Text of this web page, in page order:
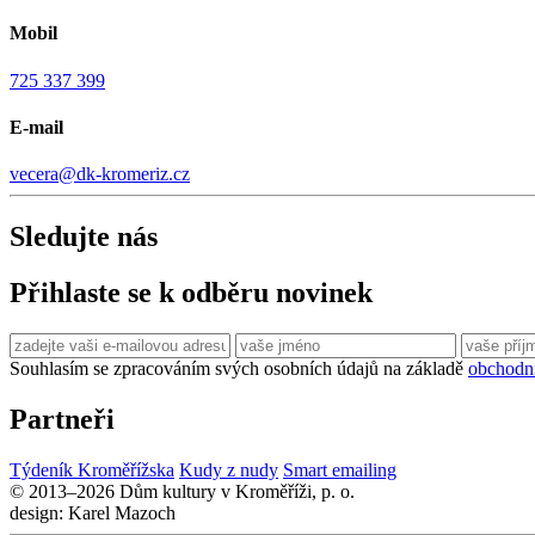
Mobil
725 337 399
E-mail
vecera@dk-kromeriz.cz
Sledujte nás
Přihlaste se k odběru novinek
Souhlasím se zpracováním svých osobních údajů na základě
Partneři
Týdeník Kroměřížska Kudy z nudy Smart emailing
© 2013–2026 Dům kultury v Kroměříži, p. o.
design: Karel Mazoch